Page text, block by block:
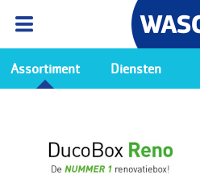
Ga naar de Wasco app
Assortiment Diensten